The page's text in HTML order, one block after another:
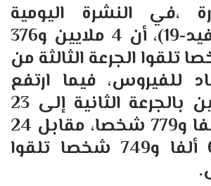
،في النشرة اليومية
لحصيلة (كوفيد-19)، أن 4 ملايين و376
و913 شخصا تلقوا الجرعة الثالثة من
للفيروس، فيما ارتفع
عدد الملقحين بالجرعة الثانية إلى 23
مليون و73 ألفا و779 شخصا، مقابل 24
مليون و654 ألفا و749 شخصا تلقوا